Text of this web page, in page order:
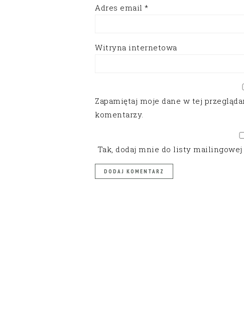
Adres email *
Witryna internetowa
Zapamiętaj moje dane w tej
komentarzy.
Tak, dodaj mnie do listy mailingowej